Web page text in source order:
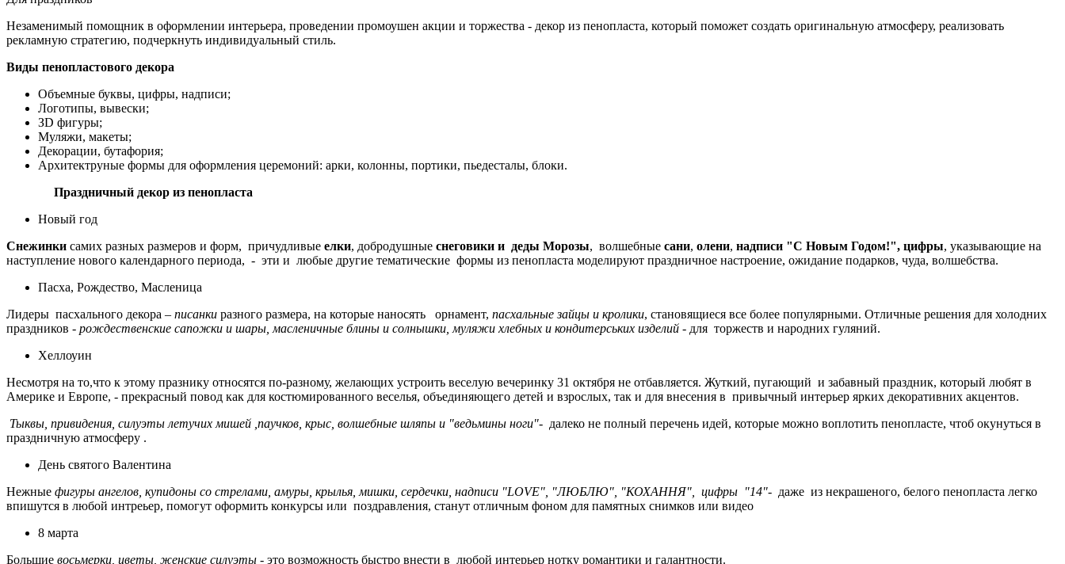
Незаменимый помощник в оформлении интерьера, проведении промоушен акции и торжества - декор из пенопласта, который поможет создать оригинальную атмосферу, реализовать
рекламную стратегию, подчеркнуть индивидуальный стиль.
Виды пенопластового декора
Объемные буквы, цифры, надписи;
Логотипы, вывески;
ЗD фигуры;
Муляжи, макеты;
Декорации, бутафория;
Архитектруные формы для оформления церемоний: арки, колонны, портики, пьедесталы, блоки.
Праздничный декор из пенопласта
Новый год
Снежинки самих разных размеров и форм, причудливые елки, добродушные снеговики и деды Морозы, волшебные сани, олени, надписи "С Новым Годом!", цифры, указывающие на
наступление нового календарного периода, - эти и любые другие тематические формы из пенопласта моделируют праздничное настроение, ожидание подарков, чуда, волшебства.
Пасха, Рождество, Масленица
Лидеры пасхального декора – писанки разного размера, на которые наносять орнамент, пасхальные зайцы и кролики, становящиеся все более популярными. Отличные решения для холодних
праздников - рождественские сапожки и шары, масленичные блины и солнышки, муляжи хлебных и кондитерських изделий - для торжеств и народних гуляний.
Хеллоуин
Несмотря на то,что к этому празнику относятся по-разному, желающих устроить веселую вечеринку 31 октября не отбавляется. Жуткий, пугающий и забавный праздник, который любят в
Америке и Европе, - прекрасный повод как для костюмированного веселья, объединяющего детей и взрослых, так и для внесения в привычный интерьер ярких декоративних акцентов.
Тыквы, привидения, силуэты летучих мишей ,паучков, крыс, волшебные шляпы и "ведьмины ноги"- далеко не полный перечень идей, которые можно воплотить пенопласте, чтоб окунуться в
праздничную атмосферу .
День святого Валентина
Нежные фигуры ангелов, купидоны со стрелами, амуры, крылья, мишки, сердечки, надписи "LOVE", "ЛЮБЛЮ", "КОХАННЯ", цифры "14"- даже из некрашеного, белого пенопласта легко
впишутся в любой интреьер, помогут оформить конкурсы или поздравления, станут отличным фоном для памятных снимков или видео
8 марта
Большие восьмерки, цветы, женские силуэты - это возможность быстро внести в любой интерьер нотку романтики и галантности.